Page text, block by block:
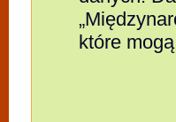
które